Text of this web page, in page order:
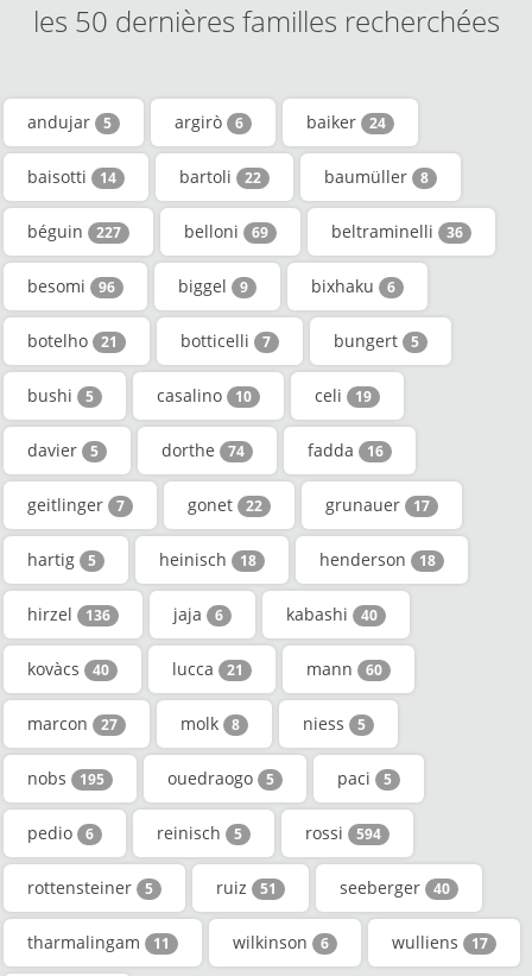
les 50 dernières familles recherchées
andujar 5 argirò 6 baiker 24
baisotti 14 bartoli 22 baumüller 8
béguin 227 belloni 69 beltraminelli 36
besomi 96 biggel 9 bixhaku 6
botelho 21 botticelli 7 bungert 5
bushi 5 casalino 10 celi 19
davier 5 dorthe 74 fadda 16
geitlinger 7 gonet 22 grunauer 17
hartig 5 heinisch 18 henderson 18
hirzel 136 jaja 6 kabashi 40
kovàcs 40 lucca 21 mann 60
marcon 27 molk 8 niess 5
nobs 195 ouedraogo 5 paci 5
pedio 6 reinisch 5 rossi 594
rottensteiner 5 ruiz 51 seeberger 40
tharmalingam 11 wilkinson 6 wulliens 17